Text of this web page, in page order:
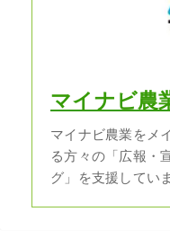
マイナビ農
マイナビ農業をメ
る方々の「広報・
グ」を支援してい